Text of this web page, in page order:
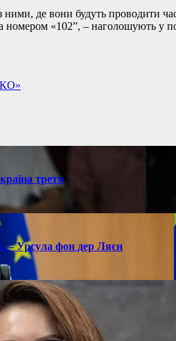
ними, де вони будуть проводити
номером «102”, – наголошують у
третя
– Урсула фон дер Ляєн